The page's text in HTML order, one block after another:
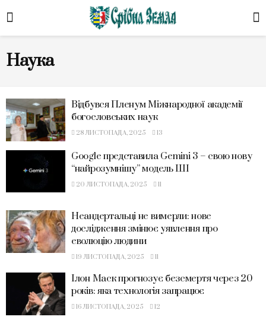
Наука
Відбувся Пленум Міжнародної академії
богословських наук
28 ЛИСТОПАДА, 2025 13
Google представила Gemini 3 – свою нову
“найрозумнішу” модель ШІ
20 ЛИСТОПАДА, 2025 11
Неандертальці не вимерли: нове
дослідження змінює уявлення про
еволюцію людини
19 ЛИСТОПАДА, 2025 11
Ілон Маск прогнозує безсмертя через 20
років: яка технологія запрацює
16 ЛИСТОПАДА, 2025 12